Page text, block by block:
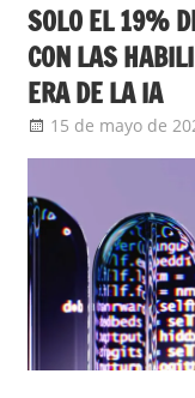
SOLO EL 19%
CON LAS
ERA DE LA IA
15 de mayo de